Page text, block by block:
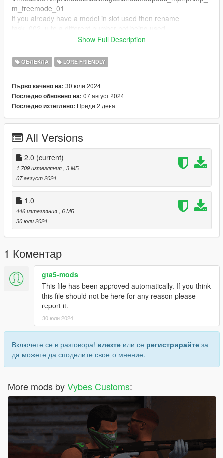
m_freemode_01
if you already have a model in slot used then rename
Rename files to desired names, and place in FiveM stream
folder.
Discord link: https://discord.gg/yDaG6aGAmz
Show Full Description
ОБЛЕКЛА LORE FRIENDLY
Първо качено на: 30 юли 2024
Последно обновено на: 07 август 2024
Последно изтеглено: Преди 2 дена
All Versions
2.0 (current)
1 709 изтегляния , 3 МБ
07 август 2024
1.0
446 изтегляния , 6 МБ
30 юли 2024
1 Коментар
gta5-mods
This file has been approved automatically. If you think
this file should not be here for any reason please
report it.
30 юли 2024
Включете се в разговора! влезте или се регистрирайте за
да можете да споделите своето мнение.
More mods byVybes Customs: